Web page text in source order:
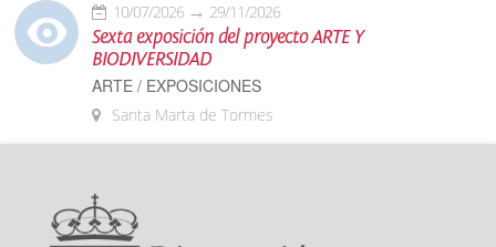
10/07/2026 29/11/2026
Sexta exposición del proyecto ARTE Y
BIODIVERSIDAD
ARTE / EXPOSICIONES
Santa Marta de Tormes